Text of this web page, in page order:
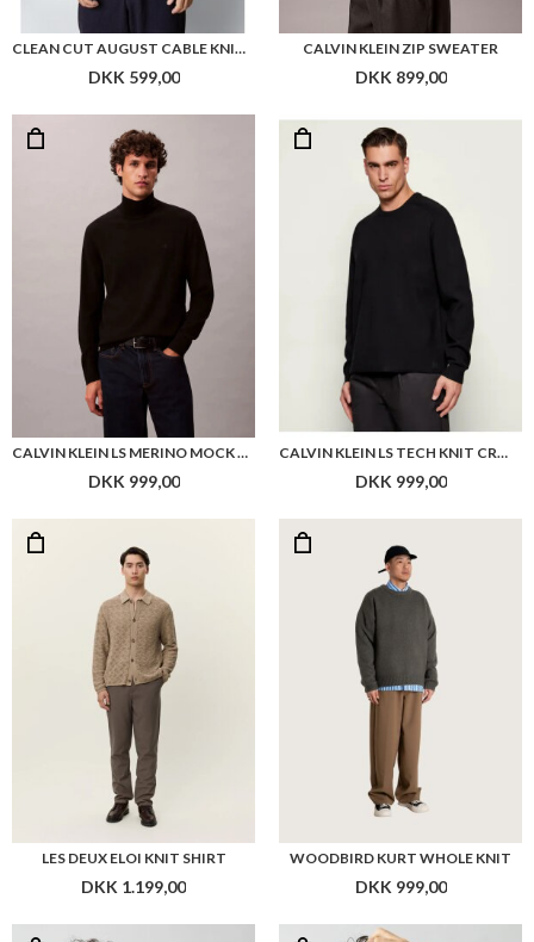
CLEAN CUT AUGUST CABLE KNITTED JUMPER
DKK 599,00
CALVIN KLEIN ZIP SWEATER
DKK 899,00
CALVIN KLEIN LS MERINO MOCK NECK SWTR 14GG
DKK 999,00
CALVIN KLEIN LS TECH KNIT CRWNK SWEATER 14TECH KNIT
DKK 999,00
LES DEUX ELOI KNIT SHIRT
DKK 1.199,00
WOODBIRD KURT WHOLE KNIT
DKK 999,00